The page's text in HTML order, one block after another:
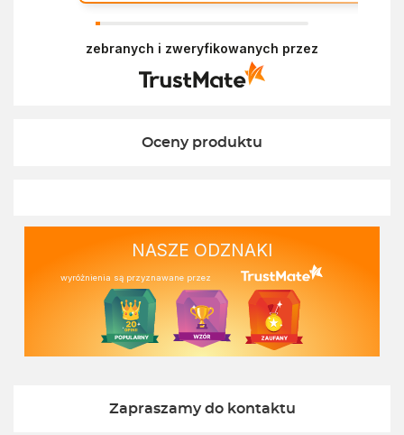
doświadczeniem. Z pozdrowieniami, Zespół
zebranych i zweryfikowanych przez
Oceny produktu
NASZE ODZNAKI
wyróżnienia są przyznawane przez
Zapraszamy do kontaktu